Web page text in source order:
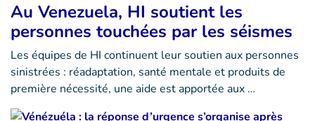
Au Venezuela, HI soutient les
personnes touchées par les séismes
Les équipes de HI continuent leur soutien aux personnes
sinistrées : réadaptation, santé mentale et produits de
première nécessité, une aide est apportée aux …